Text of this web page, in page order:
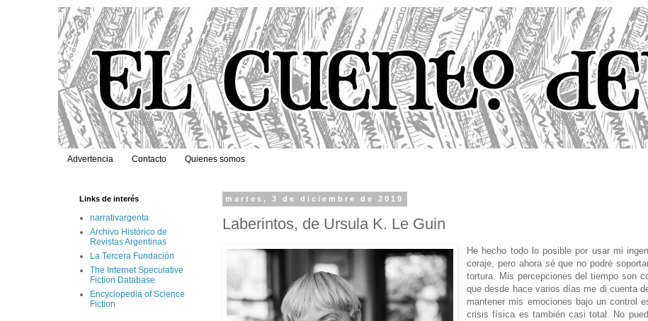
Advertencia Contacto Quienes somos
martes, 3 de diciembre de 2019
Laberintos, de Ursula K. Le Guin
He hecho todo lo posible por usar mi
coraje, pero ahora sé que no podré
tortura. Mis percepciones del tiempo son
que desde hace varios días me di cuenta
mantener mis emociones bajo un control
crisis física es también casi total. No
Links de interés
narrativargenta
Archivo Histórico de
Revistas Argentinas
La Tercera Fundación
The Internet Speculative
Fiction Database
Encyclopedia of Science
Fiction